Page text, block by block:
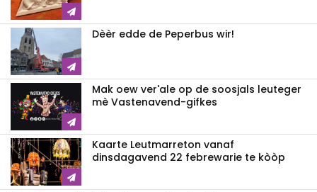
Dèèr edde de Peperbus wir!
Mak oew ver'ale op de soosjals leuteger
mè Vastenavend-gifkes
Kaarte Leutmarreton vanaf
dinsdagavend 22 febrewarie te kòòp